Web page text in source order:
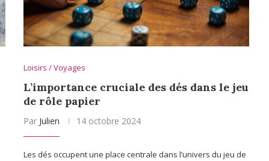
Loisirs / Voyages
L’importance cruciale des dés dans le jeu
de rôle papier
Par Julien 14 octobre 2024
Les dés occupent une place centrale dans l’univers du jeu de